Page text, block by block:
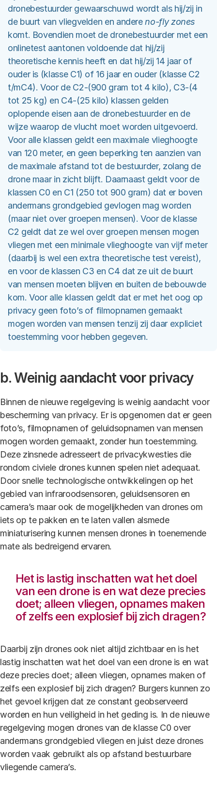
dronebestuurder gewaarschuwd wordt als hij/zij in
de buurt van vliegvelden en andereno-fly zones
komt. Bovendien moet de dronebestuurder met een
onlinetest aantonen voldoende dat hij/zij
theoretische kennis heeft en dat hij/zij 14 jaar of
ouder is (klasse C1) of 16 jaar en ouder (klasse C2
t/mC4). Voor de C2-(900 gram tot 4 kilo), C3-(4
tot 25 kg) en C4-(25 kilo) klassen gelden
oplopende eisen aan de dronebestuurder en de
wijze waarop de vlucht moet worden uitgevoerd.
Voor alle klassen geldt een maximale vlieghoogte
van 120 meter, en geen beperking ten aanzien van
de maximale afstand tot de bestuurder, zolang de
drone maar in zicht blijft. Daarnaast geldt voor de
klassen C0 en C1 (250 tot 900 gram) dat er boven
andermans grondgebied gevlogen mag worden
(maar niet over groepen mensen). Voor de klasse
C2 geldt dat ze wel over groepen mensen mogen
vliegen met een minimale vlieghoogte van vijf meter
(daarbij is wel een extra theoretische test vereist),
en voor de klassen C3 en C4 dat ze uit de buurt
van mensen moeten blijven en buiten de bebouwde
kom. Voor alle klassen geldt dat er met het oog op
privacy geen foto’s of filmopnamen gemaakt
mogen worden van mensen tenzij zij daar expliciet
toestemming voor hebben gegeven.
b. Weinig aandacht voor privacy
Binnen de nieuwe regelgeving is weinig aandacht voor
bescherming van privacy. Er is opgenomen dat er geen
foto’s, filmopnamen of geluidsopnamen van mensen
mogen worden gemaakt, zonder hun toestemming.
Deze zinsnede adresseert de privacykwesties die
rondom civiele drones kunnen spelen niet adequaat.
Door snelle technologische ontwikkelingen op het
gebied van infraroodsensoren, geluidsensoren en
camera’s maar ook de mogelijkheden van drones om
iets op te pakken en te laten vallen alsmede
miniaturisering kunnen mensen drones in toenemende
mate als bedreigend ervaren.
Het is lastig inschatten wat het doel
van een drone is en wat deze precies
doet; alleen vliegen, opnames maken
of zelfs een explosief bij zich dragen?
Daarbij zijn drones ook niet altijd zichtbaar en is het
lastig inschatten wat het doel van een drone is en wat
deze precies doet; alleen vliegen, opnames maken of
zelfs een explosief bij zich dragen? Burgers kunnen zo
het gevoel krijgen dat ze constant geobserveerd
worden en hun veiligheid in het geding is. In de nieuwe
regelgeving mogen drones van de klasse C0 over
andermans grondgebied vliegen en juist deze drones
worden vaak gebruikt als op afstand bestuurbare
vliegende camera’s.